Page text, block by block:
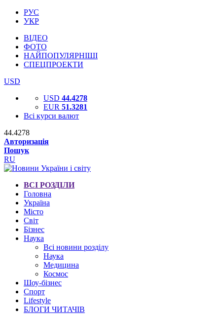
РУС
УКР
ВІДЕО
ФОТО
НАЙПОПУЛЯРНІШІ
СПЕЦПРОЕКТИ
USD
USD 44.4278
EUR 51.3281
Всі курси валют
44.4278
Авторизація
Пошук
RU
ВСІ РОЗДІЛИ
Головна
Україна
Місто
Світ
Бізнес
Наука
Всі новини розділу
Наука
Медицина
Космос
Шоу-бізнес
Спорт
Lifestyle
БЛОГИ ЧИТАЧІВ